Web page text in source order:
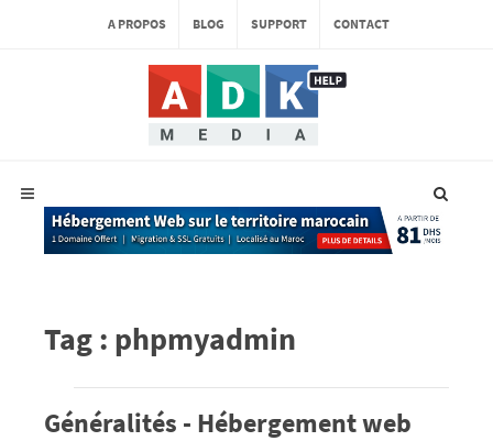
A PROPOS BLOG SUPPORT CONTACT
Tag : phpmyadmin
Généralités - Hébergement web